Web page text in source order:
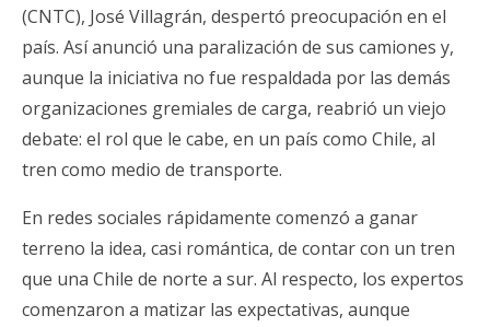
(CNTC), José Villagrán, despertó preocupación en el
país. Así anunció una paralización de sus camiones y,
aunque la iniciativa no fue respaldada por las demás
organizaciones gremiales de carga, reabrió un viejo
debate: el rol que le cabe, en un país como Chile, al
tren como medio de transporte.
En redes sociales rápidamente comenzó a ganar
terreno la idea, casi romántica, de contar con un tren
que una Chile de norte a sur. Al respecto, los expertos
comenzaron a matizar las expectativas, aunque